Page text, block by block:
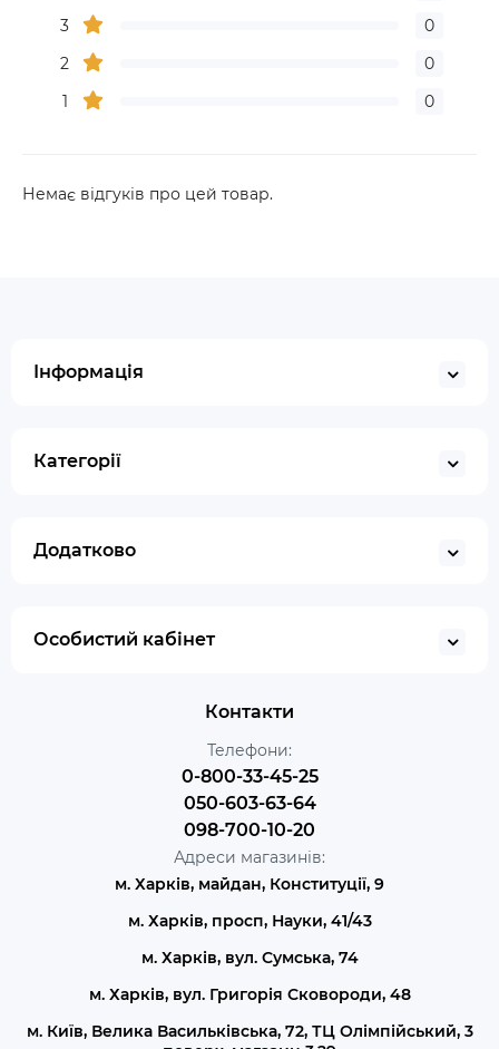
3
0
2
0
1
0
Немає відгуків про цей товар.
Інформація
Категорії
Додатково
Особистий кабінет
Контакти
Телефони:
0-800-33-45-25
050-603-63-64
098-700-10-20
Адреси магазинів:
м. Харків, майдан, Конституції, 9
м. Харків, просп, Науки, 41/43
м. Харків, вул. Сумська, 74
м. Харків, вул. Григорія Сковороди, 48
м. Київ, Велика Васильківська, 72, ТЦ Олімпійський, 3